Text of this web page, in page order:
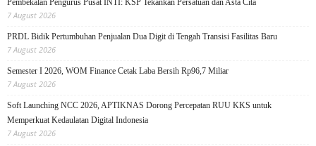
7 August 2026
PRDL Bidik Pertumbuhan Penjualan Dua Digit di Tengah Transisi Fasilitas Baru
7 August 2026
Semester I 2026, WOM Finance Cetak Laba Bersih Rp96,7 Miliar
7 August 2026
Soft Launching NCC 2026, APTIKNAS Dorong Percepatan RUU KKS untuk
Memperkuat Kedaulatan Digital Indonesia
7 August 2026